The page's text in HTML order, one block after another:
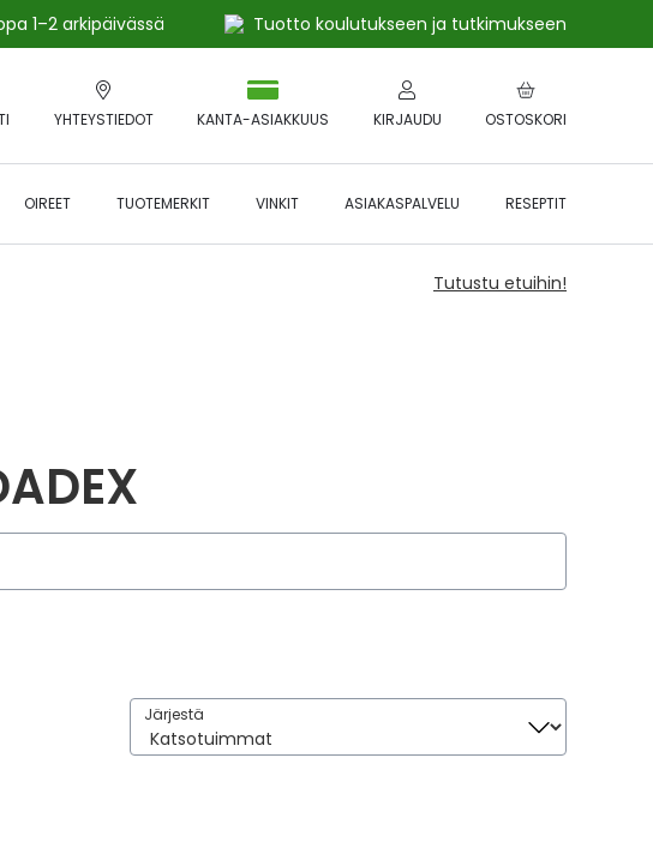
1–2 arkipäivässä
Tuotto koulutukseen ja tutkimukseen
YHTEYSTIEDOT OSTOSKORI
KANTA-ASIAKKUUS KIRJAUDU
OIREET TUOTEMERKIT VINKIT ASIAKASPALVELU RESEPTIT
Tutustu etuihin!
Järjestä
Järjestä